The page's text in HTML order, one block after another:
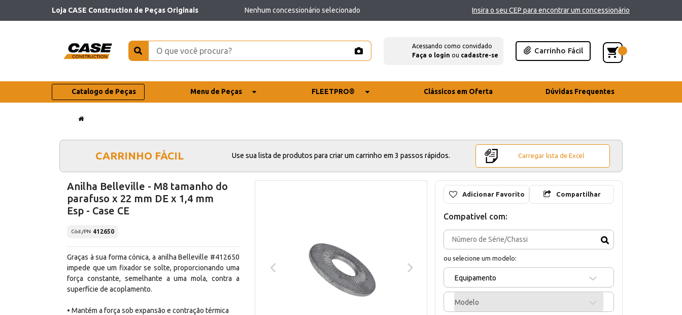
Loja CASE Construction de Peças Originais Nenhum concessionário selecionado Insira o seu CEP para encontrar um concessionário
Acessando como convidado
Faça o login ou cadastre-se
Carrinho Fácil
Catalogo de Peças Menu de Peças FLEETPRO® Clássicos em Oferta Dúvidas Frequentes
CARRINHO FÁCIL Use sua lista de produtos para criar um carrinho em 3 passos rápidos. Carregar lista de Excel
Anilha Belleville - M8 tamanho do
parafuso x 22 mm DE x 1,4 mm
Esp - Case CE
Cód./PN 412650
Graças à sua forma cónica, a anilha Belleville #412650
impede que um fixador se solte, proporcionando uma
força constante, semelhante a uma mola, contra a
superfície de acoplamento.
• Mantém a força sob expansão e contração térmica
Adicionar Favorito Compartilhar
Compativel com:
ou selecione um modelo:
Equipamento
Modelo